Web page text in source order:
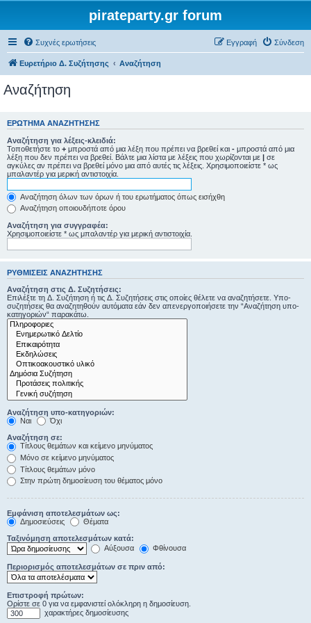
pirateparty.gr forum
Συχνές ερωτήσεις Σύνδεση
Εγγραφή
Ευρετήριο Δ. Συζήτησης Αναζήτηση
Αναζήτηση
ΕΡΏΤΗΜΑ ΑΝΑΖΉΤΗΣΗΣ
Αναζήτηση για λέξεις-κλειδιά:
Τοποθετήστε το + μπροστά από μια λέξη που πρέπει να βρεθεί και - μπροστά από μια
λέξη που δεν πρέπει να βρεθεί. Βάλτε μια λίστα με λέξεις που χωρίζονται με | σε
αγκύλες αν πρέπει να βρεθεί μόνο μια από αυτές τις λέξεις. Χρησιμοποιείστε * ως
μπαλαντέρ για μερική αντιστοιχία.
Αναζήτηση όλων των όρων ή του ερωτήματος όπως εισήχθη
Αναζήτηση οποιουδήποτε όρου
Αναζήτηση για συγγραφέα:
Χρησιμοποιείστε * ως μπαλαντέρ για μερική αντιστοιχία.
ΡΥΘΜΊΣΕΙΣ ΑΝΑΖΉΤΗΣΗΣ
Αναζήτηση στις Δ. Συζητήσεις:
Επιλέξτε τη Δ. Συζήτηση ή τις Δ. Συζητήσεις στις οποίες θέλετε να αναζητήσετε. Υπο-
συζητήσεις θα αναζητηθούν αυτόματα εάν δεν απενεργοποιήσετε την “Αναζήτηση υπο-
κατηγοριών“ παρακάτω.
Αναζήτηση υπο-κατηγοριών:
Ναι
Όχι
Αναζήτηση σε:
Τίτλους θεμάτων και κείμενο μηνύματος
Μόνο σε κείμενο μηνύματος
Τίτλους θεμάτων μόνο
Στην πρώτη δημοσίευση του θέματος μόνο
Εμφάνιση αποτελεσμάτων ως:
Δημοσιεύσεις
Θέματα
Ταξινόμηση αποτελεσμάτων κατά:
Αύξουσα
Φθίνουσα
Περιορισμός αποτελεσμάτων σε πριν από:
Επιστροφή πρώτων:
Ορίστε σε 0 για να εμφανιστεί ολόκληρη η δημοσίευση.
χαρακτήρες δημοσίευσης